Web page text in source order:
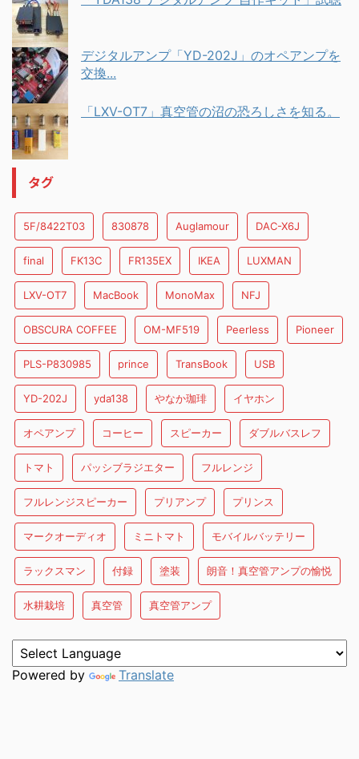
デジタルアンプ「YD-202J」のオペアンプを
交換...
「LXV-OT7」真空管の沼の恐ろしさを知る。
タグ
5F/8422T03 830878 Auglamour DAC-X6J
final FK13C FR135EX IKEA LUXMAN
LXV-OT7 MacBook MonoMax NFJ
OBSCURA COFFEE OM-MF519 Peerless Pioneer
PLS-P830985 prince TransBook USB
YD-202J yda138 やなか珈琲 イヤホン
オペアンプ コーヒー スピーカー ダブルバスレフ
トマト パッシブラジエター フルレンジ
フルレンジスピーカー プリアンプ プリンス
マークオーディオ ミニトマト モバイルバッテリー
ラックスマン 付録 塗装 朗音！真空管アンプの愉悦
水耕栽培 真空管 真空管アンプ
Powered by Translate